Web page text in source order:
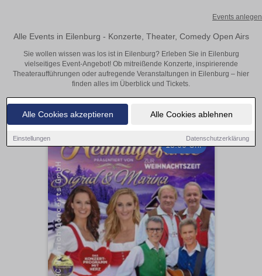
Alle Cookies akzeptieren Alle Cookies ablehnen
Einstellungen Datenschutzerklärung
Events anlegen
Alle Events in Eilenburg - Konzerte, Theater, Comedy Open Airs
Sie wollen wissen was los ist in Eilenburg? Erleben Sie in Eilenburg
vielseitiges Event-Angebot! Ob mitreißende Konzerte, inspirierende
Theateraufführungen oder aufregende Veranstaltungen in Eilenburg – hier
finden alles im Überblick und Tickets.
15:00 Uhr